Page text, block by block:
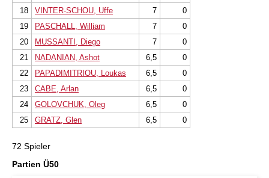
18
VINTER-SCHOU, Uffe 7
0
19
PASCHALL, William 7
0
20
MUSSANTI, Diego 7
0
21
NADANIAN, Ashot 6,5
0
22
PAPADIMITRIOU, Loukas 6,5
0
23
CABE, Arlan 6,5
0
24
GOLOVCHUK, Oleg 6,5
0
25
GRATZ, Glen 6,5 0
72 Spieler
Partien Ü50